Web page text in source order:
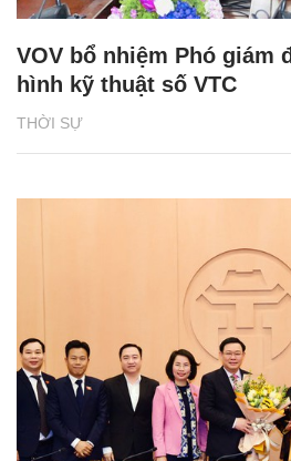
THỜI SỰ
VOV bổ nhiệm Phó giám
hình kỹ thuật số VTC